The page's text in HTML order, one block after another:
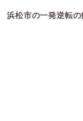
浜松市の一発逆転